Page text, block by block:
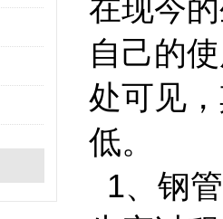
在现今
自己的
处可见
低。
1、钢